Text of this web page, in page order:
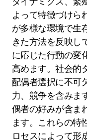
進化心理学
普遍的な特
進化心理学におけ
ダイナミクス、繁
よって特徴づけら
が多様な環境で生